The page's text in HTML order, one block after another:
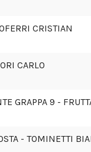
CRISTIAN
CARLO
GRAPPA 9 -
- TOMINETTI